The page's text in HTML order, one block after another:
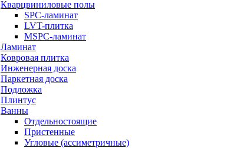
Кварцвиниловые полы
SPC-ламинат
LVT-плитка
MSPC-ламинат
Ламинат
Ковровая плитка
Инженерная доска
Паркетная доска
Подложка
Плинтус
Ванны
Отдельностоящие
Пристенные
Угловые (ассиметричные)